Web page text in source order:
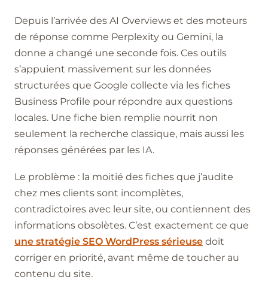
Depuis l’arrivée des AI Overviews et des moteurs
de réponse comme Perplexity ou Gemini, la
donne a changé une seconde fois. Ces outils
s’appuient massivement sur les données
structurées que Google collecte via les fiches
Business Profile pour répondre aux questions
locales. Une fiche bien remplie nourrit non
seulement la recherche classique, mais aussi les
réponses générées par les IA.
Le problème : la moitié des fiches que j’audite
chez mes clients sont incomplètes,
contradictoires avec leur site, ou contiennent des
informations obsolètes. C’est exactement ce que
une stratégie SEO WordPress sérieuse doit
corriger en priorité, avant même de toucher au
contenu du site.